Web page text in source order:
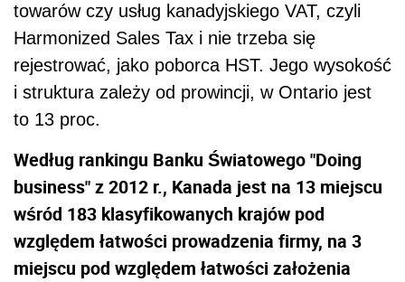
towarów czy usług kanadyjskiego VAT, czyli
Harmonized Sales Tax i nie trzeba się
rejestrować, jako poborca HST. Jego wysokość
i struktura zależy od prowincji, w Ontario jest
to 13 proc.
Według rankingu Banku Światowego "Doing
business" z 2012 r., Kanada jest na 13 miejscu
wśród 183 klasyfikowanych krajów pod
względem łatwości prowadzenia firmy, na 3
miejscu pod względem łatwości założenia